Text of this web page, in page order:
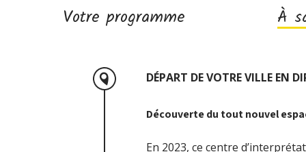
Votre programme À
DÉPART DE VOTRE VILLE EN
Découverte du tout nouvel
En 2023, ce centre